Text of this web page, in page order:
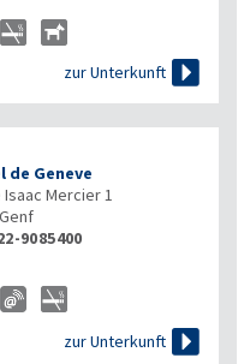
zur Unterkunft 
de Geneve
Isaac Mercier 1
Genf
9085400
zur Unterkunft 